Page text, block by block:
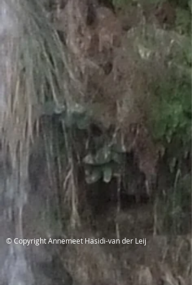
© Copyright Annemeet Hasidi-van der Leij